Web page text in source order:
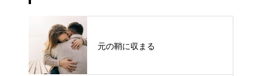
元の鞘に収まる